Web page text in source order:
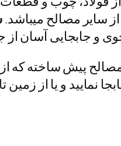
سایر مصالح میباشد.
و جابجایی آسان از
پیش ساخته که
نمایید و یا از زمین